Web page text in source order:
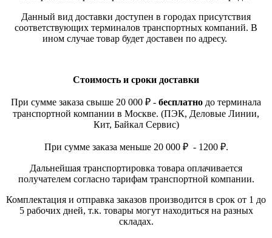
Данный вид доставки доступен в городах присутствия
соответствующих терминалов транспортных компаний. В
ином случае товар будет доставен по адресу.
Стоимость и сроки доставки
При сумме заказа свыше 20 000 ₽ - бесплатно до терминала
транспортной компании в Москве. (ПЭК, Деловые Линии,
Кит, Байкал Сервис)
При сумме заказа меньше 20 000 ₽ - 1200 ₽.
Дальнейшая транспортировка товара оплачивается
получателем согласно тарифам транспортной компании.
Комплектация и отправка заказов производится в срок от 1 до
5 рабочих дней, т.к. товары могут находиться на разных
складах.